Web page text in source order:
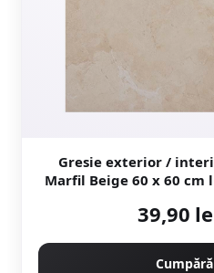
Gresie exterior /
Marfil Beige 60 x 60 cm lucioasa rectificata tip
39,90